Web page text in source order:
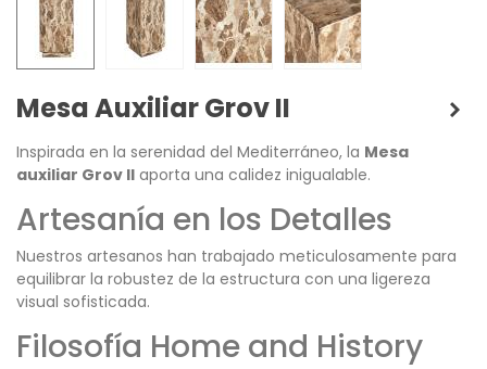
Mesa Auxiliar Grov II
Inspirada en la serenidad del Mediterráneo, la Mesa
auxiliar Grov II aporta una calidez inigualable.
Artesanía en los Detalles
Nuestros artesanos han trabajado meticulosamente para
equilibrar la robustez de la estructura con una ligereza
visual sofisticada.
Filosofía Home and History